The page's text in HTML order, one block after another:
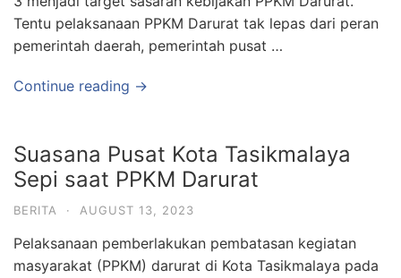
Tentu pelaksanaan PPKM Darurat tak lepas dari peran
pemerintah daerah, pemerintah pusat …
Continue reading →
Suasana Pusat Kota Tasikmalaya
Sepi saat PPKM Darurat
BERITA · AUGUST 13, 2023
Pelaksanaan pemberlakukan pembatasan kegiatan
masyarakat (PPKM) darurat di Kota Tasikmalaya pada